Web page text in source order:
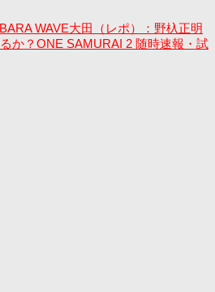
WAVE大田（レポ）：野杁正明
か？ONE SAMURAI 2 随時速報・試